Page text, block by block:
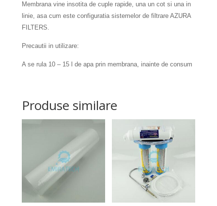
Membrana vine insotita de cuple rapide, una un cot si una in
linie, asa cum este configuratia sistemelor de filtrare AZURA
FILTERS.
Precautii in utilizare:
A se rula 10 – 15 l de apa prin membrana, inainte de consum
Produse similare